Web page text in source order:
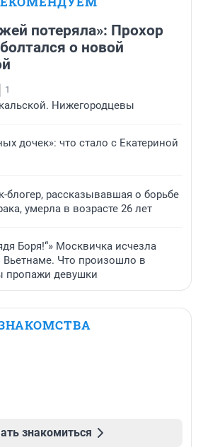
потеряла»: Прохор
о новой
1
Нижегородцевы
дочек»: что стало с Екатериной
блогер, рассказывавшая о борьбе
умерла в возрасте 26 лет
Боря!“» Москвичка исчезла
Вьетнаме. Что произошло в
пропажи девушки
знакомиться